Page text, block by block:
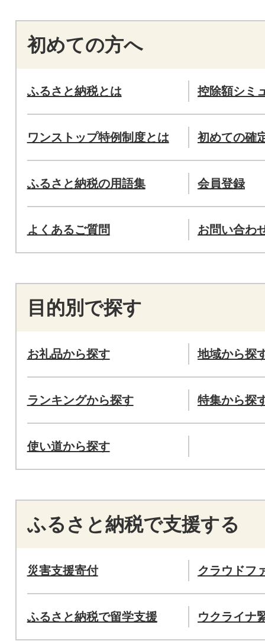
初めての方へ
ふるさと納税とは 控除額シミ
ワンストップ特例制度とは 初めての確
ふるさと納税の用語集 会員登録
よくあるご質問 お問い合わ
目的別で探す
お礼品から探す 地域から探
ランキングから探す 特集から探
使い道から探す
ふるさと納税で支援する
災害支援寄付 クラウドフ
ふるさと納税で留学支援 ウクライナ